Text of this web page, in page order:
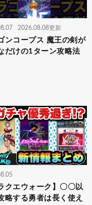
2026.08.08更新
ンコープス 魔王の剣が
だけの1ターン攻略法
クエウォーク】〇〇以
略する勇者は長く使え